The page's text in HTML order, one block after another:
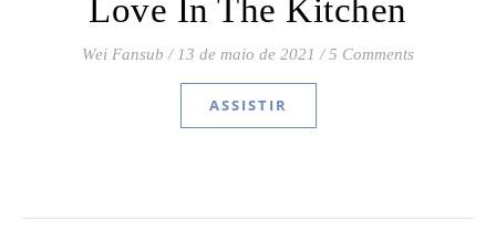
Love In The Kitchen
Wei Fansub / 13 de maio de 2021 / 5 Comments
ASSISTIR